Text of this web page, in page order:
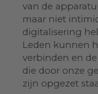
van de
maar niet
digitalisering
Leden kunnen
verbinden en
die door onze
zijn opgezet